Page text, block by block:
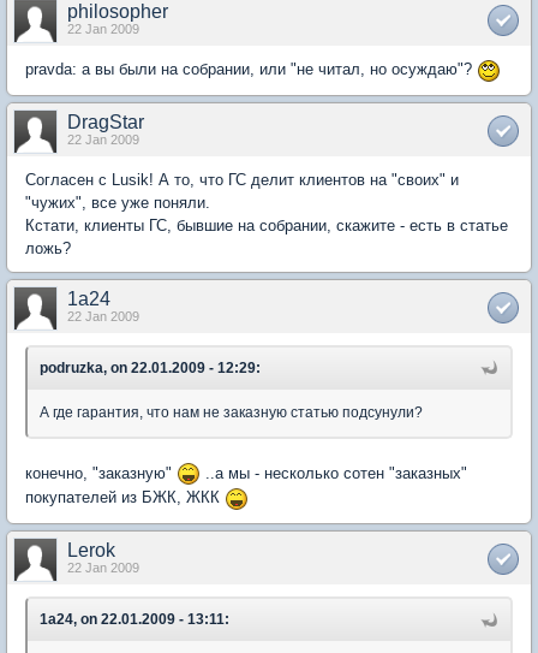
philosopher
22 Jan 2009
pravda: а вы были на собрании, или "не читал, но осуждаю"?
DragStar
22 Jan 2009
Согласен с Lusik! А то, что ГС делит клиентов на "своих" и
"чужих", все уже поняли.
Кстати, клиенты ГС, бывшие на собрании, скажите - есть в статье
ложь?
1a24
22 Jan 2009
podruzka, on 22.01.2009 - 12:29:
А где гарантия, что нам не заказную статью подсунули?
конечно, "заказную"
..а мы - несколько сотен "заказных"
покупателей из БЖК, ЖКК
Lerok
22 Jan 2009
1a24, on 22.01.2009 - 13:11: